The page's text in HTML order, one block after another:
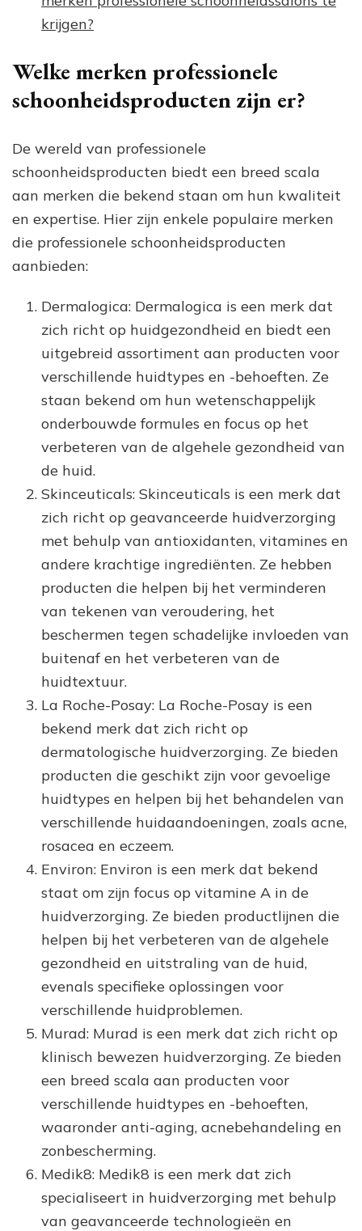
krijgen?
Welke merken professionele
schoonheidsproducten zijn er?
De wereld van professionele
schoonheidsproducten biedt een breed scala
aan merken die bekend staan om hun kwaliteit
en expertise. Hier zijn enkele populaire merken
die professionele schoonheidsproducten
aanbieden:
Dermalogica: Dermalogica is een merk dat
zich richt op huidgezondheid en biedt een
uitgebreid assortiment aan producten voor
verschillende huidtypes en -behoeften. Ze
staan bekend om hun wetenschappelijk
onderbouwde formules en focus op het
verbeteren van de algehele gezondheid van
de huid.
Skinceuticals: Skinceuticals is een merk dat
zich richt op geavanceerde huidverzorging
met behulp van antioxidanten, vitamines en
andere krachtige ingrediënten. Ze hebben
producten die helpen bij het verminderen
van tekenen van veroudering, het
beschermen tegen schadelijke invloeden van
buitenaf en het verbeteren van de
huidtextuur.
La Roche-Posay: La Roche-Posay is een
bekend merk dat zich richt op
dermatologische huidverzorging. Ze bieden
producten die geschikt zijn voor gevoelige
huidtypes en helpen bij het behandelen van
verschillende huidaandoeningen, zoals acne,
rosacea en eczeem.
Environ: Environ is een merk dat bekend
staat om zijn focus op vitamine A in de
huidverzorging. Ze bieden productlijnen die
helpen bij het verbeteren van de algehele
gezondheid en uitstraling van de huid,
evenals specifieke oplossingen voor
verschillende huidproblemen.
Murad: Murad is een merk dat zich richt op
klinisch bewezen huidverzorging. Ze bieden
een breed scala aan producten voor
verschillende huidtypes en -behoeften,
waaronder anti-aging, acnebehandeling en
zonbescherming.
Medik8: Medik8 is een merk dat zich
specialiseert in huidverzorging met behulp
van geavanceerde technologieën en